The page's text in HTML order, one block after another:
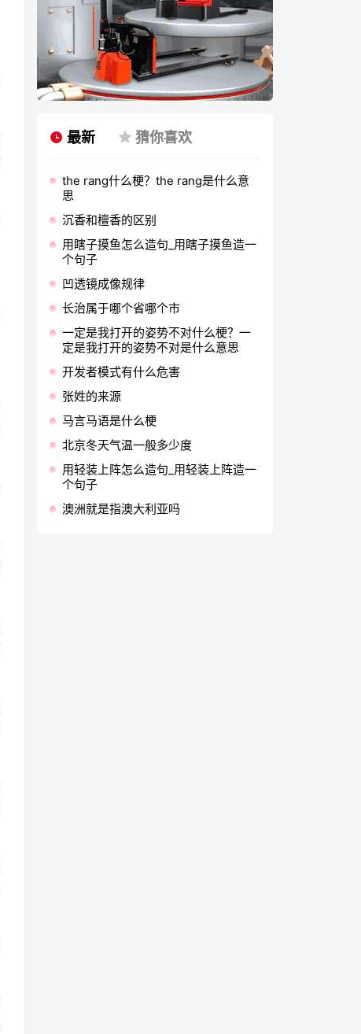
最新 猜你喜欢
the rang什么梗？the rang是什么意
思
沉香和檀香的区别
用瞎子摸鱼怎么造句_用瞎子摸鱼造一
个句子
凹透镜成像规律
长治属于哪个省哪个市
一定是我打开的姿势不对什么梗？一
定是我打开的姿势不对是什么意思
开发者模式有什么危害
张姓的来源
马言马语是什么梗
北京冬天气温一般多少度
用轻装上阵怎么造句_用轻装上阵造一
个句子
澳洲就是指澳大利亚吗